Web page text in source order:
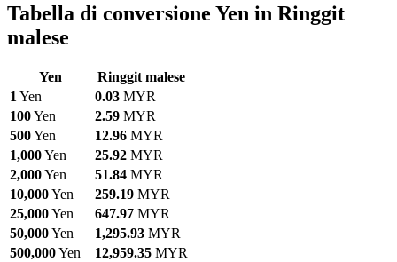
Tabella di conversione Yen in Ringgit
malese
Yen
Ringgit malese
1Yen 0.03 MYR
100Yen 2.59 MYR
500Yen 12.96 MYR
1,000Yen 25.92 MYR
2,000Yen 51.84 MYR
10,000Yen 259.19 MYR
25,000Yen 647.97 MYR
50,000Yen 1,295.93 MYR
500,000Yen 12,959.35 MYR